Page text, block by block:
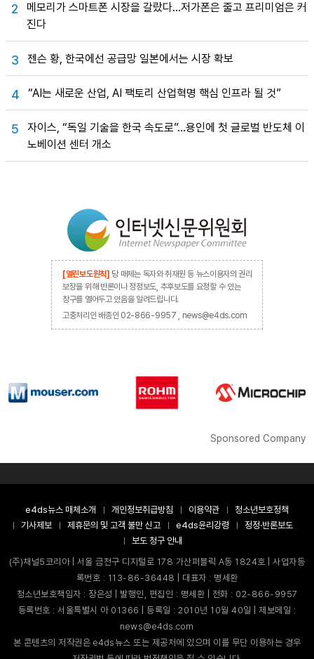
2
메모리가 스마트폰 시장을 갈랐다…저가폰은 줄고 프리미엄은 커
진다
3 젠슨 황, 한국에선 공급망 일본에서는 시장 확보
4 “AI는 새로운 산업, AI 팩토리 산업혁명 핵심 인프라 될 것”
5
자이스, “독일 기술을 한국 속도로”…용인에 첫 글로벌 반도체 이
노베이션 센터 개소
[열린보도원칙] 당 매체는 독자와 취재원 등 뉴스이용자의 권리
보장을 위해 반론이나 정정보도, 추후보도를 요청할 수 있는
창구를 열어두고 있음을 알려드립니다.
고충처리인 배종인 02-866-9957 , news@e4ds.com
Sponsored Company
e4ds뉴스 매체소개 개인정보취급방침 이용약관
청소년보호정책
기사제보
제휴문의 및 고객 불만 신고 e4ds윤리강령
정정·반론보도
보도 청구 안내
(주)채널5코리아 | 서울 금천구 디지털로 178 가산퍼블릭 A동 1824호 | 사업자등
록번호 : 113-86-36448 | 대표자 : 명세환
청소년보호책임자 : 장은성 | 발행인, 편집인 : 명세환 | 전화 : 02-866-9957
등록번호 : 서울특별시 아 01366 | 등록일 : 2010년 10월 40일 | 제보메일 :
news@e4ds.com
본 콘텐츠의 저작권은 e4ds뉴스 또는 제공처에 있으며 이를 무단 이용하는 경우